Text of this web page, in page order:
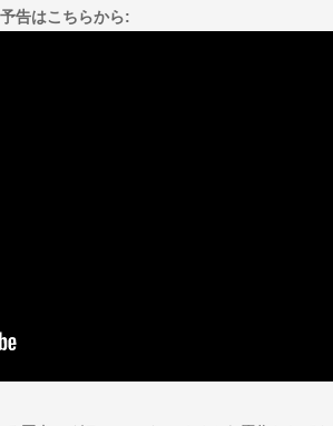
告はこちらから: